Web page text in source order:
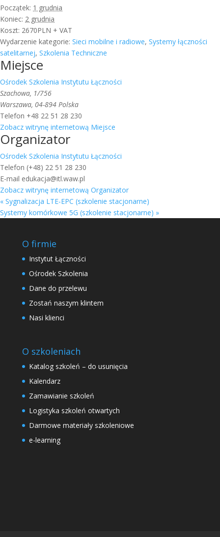
Początek: 1 grudnia
Koniec: 2 grudnia
Koszt: 2670PLN + VAT
Wydarzenie kategorie: Sieci mobilne i radiowe, Systemy łączności
satelitarnej, Szkolenia Techniczne
Miejsce
Ośrodek Szkolenia Instytutu Łączności
Szachowa, 1/756
Warszawa, 04-894 Polska
Telefon +48 22 51 28 230
Zobacz witrynę internetową Miejsce
Organizator
Ośrodek Szkolenia Instytutu Łączności
Telefon (+48) 22 51 28 230
E-mail edukacja@itl.waw.pl
Zobacz witrynę internetową Organizator
« Sygnalizacja LTE-EPC (szkolenie stacjonarne)
Systemy komórkowe 5G (szkolenie stacjonarne) »
O firmie
Instytut Łączności
Ośrodek Szkolenia
Dane do przelewu
Zostań naszym klintem
Nasi klienci
O szkoleniach
Katalog szkoleń – do usunięcia
Kalendarz
Zamawianie szkoleń
Logistyka szkoleń otwartych
Darmowe materiały szkoleniowe
e-learning